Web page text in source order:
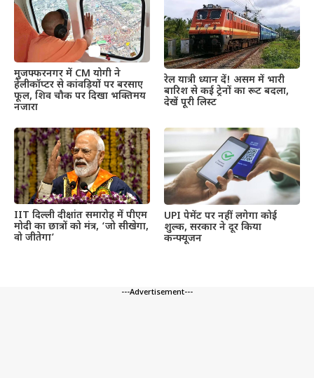
मुजफ्फरनगर में CM योगी ने
हेलीकॉप्टर से कांवड़ियों पर बरसाए
फूल, शिव चौक पर दिखा भक्तिमय
नजारा
रेल यात्री ध्यान दें! असम में भारी
बारिश से कई ट्रेनों का रूट बदला,
देखें पूरी लिस्ट
IIT दिल्ली दीक्षांत समारोह में पीएम
मोदी का छात्रों को मंत्र, ‘जो सीखेगा,
वो जीतेगा’
UPI पेमेंट पर नहीं लगेगा कोई
शुल्क, सरकार ने दूर किया
कन्फ्यूजन
---Advertisement---